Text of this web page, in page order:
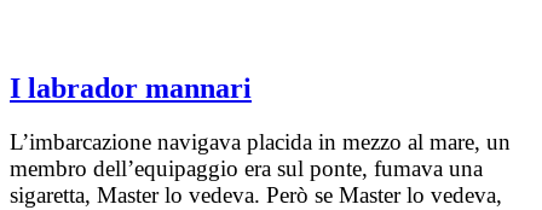
I labrador mannari
L’imbarcazione navigava placida in mezzo al mare, un
membro dell’equipaggio era sul ponte, fumava una
sigaretta, Master lo vedeva. Però se Master lo vedeva,